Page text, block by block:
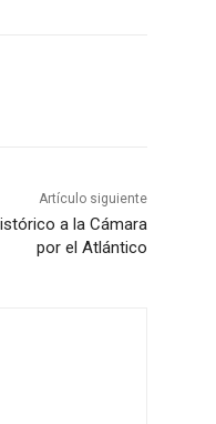
Artículo siguiente
a la Cámara
por el Atlántico